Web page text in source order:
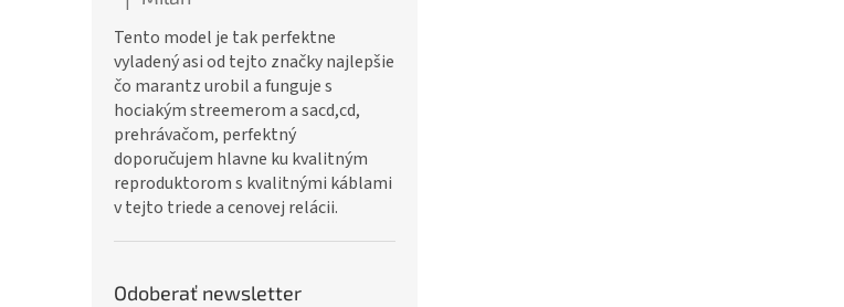
Hodnotenie produktu je 5 z 5 hviezdičiek.
Tento model je tak perfektne
vyladený asi od tejto značky najlepšie
čo marantz urobil a funguje s
hociakým streemerom a sacd,cd,
prehrávačom, perfektný
doporučujem hlavne ku kvalitným
reproduktorom s kvalitnými káblami
v tejto triede a cenovej relácii.
Odoberať newsletter